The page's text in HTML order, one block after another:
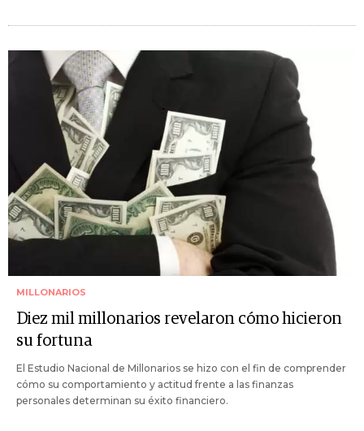
MILLONARIOS
Diez mil millonarios revelaron cómo hicieron
su fortuna
El Estudio Nacional de Millonarios se hizo con el fin de comprender
cómo su comportamiento y actitud frente a las finanzas
personales determinan su éxito financiero.